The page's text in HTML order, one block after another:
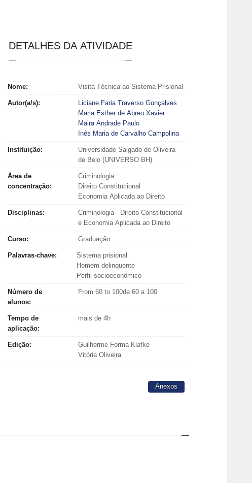
DETALHES DA ATIVIDADE
Nome: Visita Técnica ao Sistema Prisional
Autor(a/s):
Liciane Faria Traverso Gonçalves
Maria Esther de Abreu Xavier
Maira Andrade Paulo
Inês Maria de Carvalho Campolina
Instituição:
Universidade Salgado de Oliveira
de Belo (UNIVERSO BH)
Área de
concentração:
Criminologia
Direito Constitucional
Economia Aplicada ao Direito
Disciplinas:
Criminologia - Direito Constitucional
e Economia Aplicada ao Direito
Curso: Graduação
Palavras-chave:
Sistema prisional
Homem delinquente
Perfil socioeconômico
Número de
alunos:
From 60 to 100de 60 a 100
Tempo de
aplicação:
mais de 4h
Edição:
Guilherme Forma Klafke
Vitória Oliveira
Anexos